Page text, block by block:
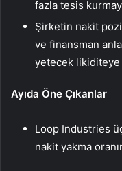
fazla tesis
Şirketin nakit
ve finansman
yetecek likiditeye
Ayıda Öne Çıkanlar
Loop Industries
nakit yakma